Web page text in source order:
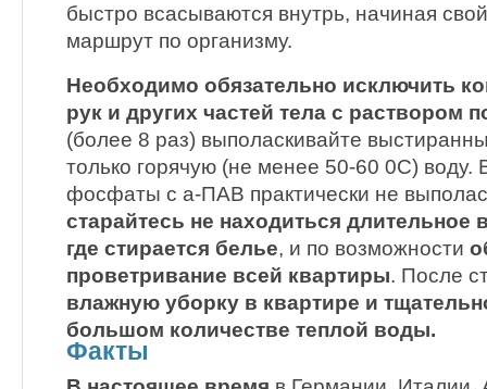
быстро всасываются внутрь, начиная
маршрут по организму.
Необходимо обязательно исключить
рук и других частей тела с раствором
(более 8 раз) выполаскивайте
только горячую (не менее 50-60 0С) воду.
фосфаты с а-ПАВ практически не
старайтесь не находиться
где стирается белье, и по возможности
проветривание всей квартиры. После
влажную уборку в квартире и
большом количестве теплой воды.
Факты